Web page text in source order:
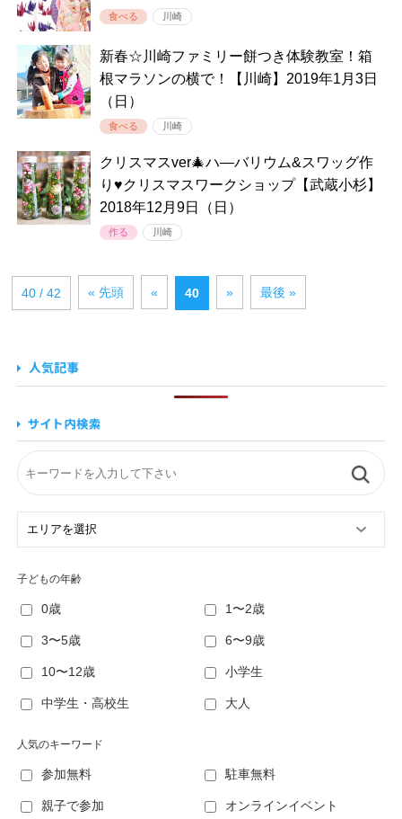
食べる 川崎
新春☆川崎ファミリー餅つき体験教室！箱
根マラソンの横で！【川崎】2019年1月3日
（日）
食べる 川崎
クリスマスver🎄ハ―バリウム&スワッグ作
り♥クリスマスワークショップ【武蔵小杉】
2018年12月9日（日）
作る 川崎
40 / 42 « 先頭 « 40 » 最後 »
子どもの年齢
0歳 1〜2歳
3〜5歳 6〜9歳
10〜12歳 小学生
中学生・高校生 大人
人気のキーワード
参加無料 駐車無料
親子で参加 オンラインイベント